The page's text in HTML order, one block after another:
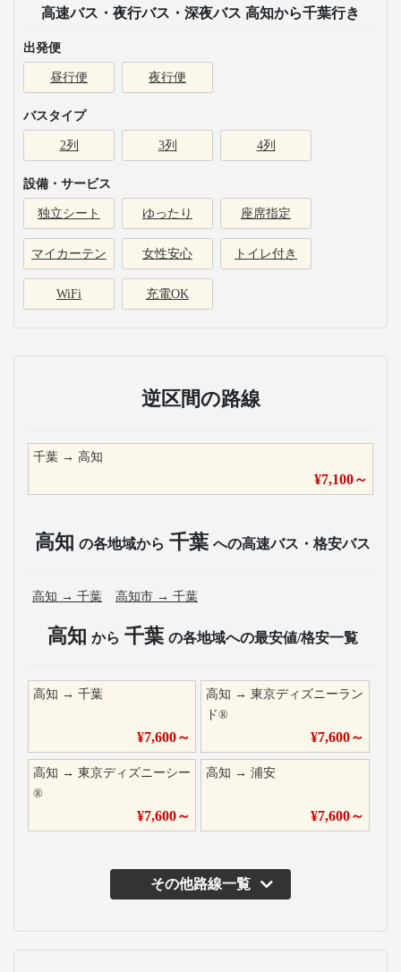
高速バス・夜行バス・深夜バス 高知から千葉行き
出発便
昼行便 夜行便
バスタイプ
2列 3列 4列
設備・サービス
独立シート ゆったり 座席指定
マイカーテン 女性安心 トイレ付き
WiFi 充電OK
逆区間の路線
千葉 → 高知
¥7,100～
高知 の各地域から 千葉 への高速バス・格安バス
高知 → 千葉 高知市 → 千葉
高知 から 千葉 の各地域への最安値/格安一覧
高知 → 千葉
¥7,600～
高知 →東京ディズニーラン
ド®
¥7,600～
高知 → 東京ディズニーシー
®
¥7,600～
高知 →浦安
¥7,600～
その他路線一覧